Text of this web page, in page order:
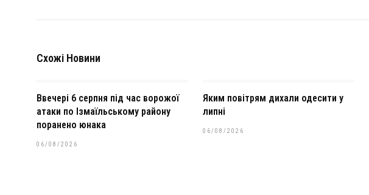
Схожі Новини
Ввечері 6 серпня під час ворожої
атаки по Ізмаїльському району
поранено юнака
06/08/2026
Яким повітрям дихали одесити у
липні
06/08/2026